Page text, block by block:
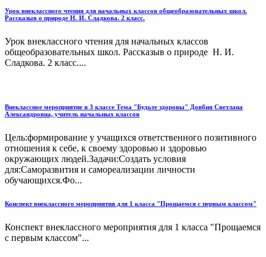
Урок внеклассного чтения для начальных классов общеобразовательных школ.
Рассказыв о природе Н. И. Сладкова. 2 класс.
Урок внеклассного чтения для начальных классов
общеобразовательных школ. Рассказыв о природе Н. И.
Сладкова. 2 класс....
Внеклассное мероприятие в 3 классе Тема "Будьте здоровы" Довбня Светлана
Александровна, учитель начальных классов
Цель:формирование у учащихся ответственного позитивного
отношения к себе, к своему здоровью и здоровью
окружающих людей.Задачи:Создать условия
для:Саморазвития и самореализации личности
обучающихся.Фо...
Конспект внеклассного мероприятия для 1 класса "Прощаемся с первым классом"
Конспект внеклассного мероприятия для 1 класса "Прощаемся
с первым классом"...